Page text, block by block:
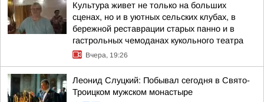
Культура живет не только на больших
сценах, но и в уютных сельских клубах, в
бережной реставрации старых панно и в
гастрольных чемоданах кукольного театра
Вчера, 19:26
Леонид Слуцкий: Побывал сегодня в Свято-
Троицком мужском монастыре